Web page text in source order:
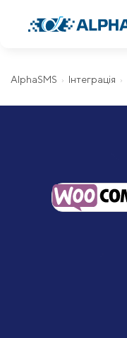
AlphaSMS Інтеграція